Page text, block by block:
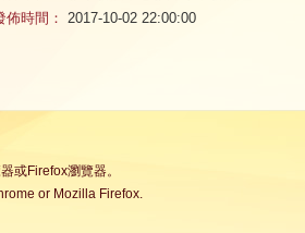
佈時間： 2017-10-02 22:00:00
或Firefox瀏覽器。
or Mozilla Firefox.